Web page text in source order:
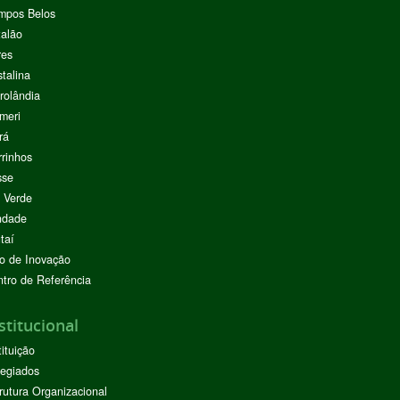
Belos
de Inovação
de Referência
Organizacional